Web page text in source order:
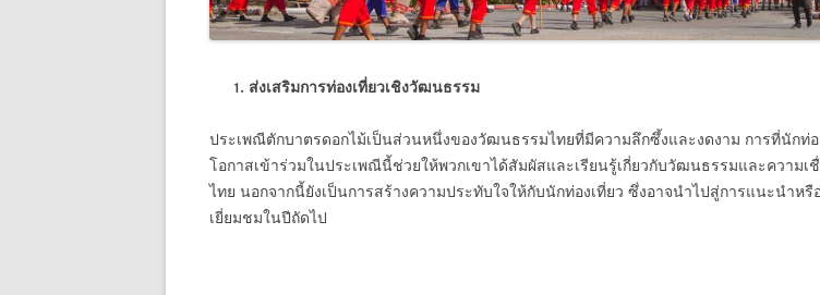
ส่งเสริมการท่องเที่ยวเชิงวัฒนธรรม
ประเพณีตักบาตรดอกไม้เป็นส่วนหนึ่งของวัฒนธรรมไทยที่มีความลึกซึ้งและงดงาม การที่นักท่อ
โอกาสเข้าร่วมในประเพณีนี้ช่วยให้พวกเขาได้สัมผัสและเรียนรู้เกี่ยวกับวัฒนธรรมและความเ
ไทย นอกจากนี้ยังเป็นการสร้างความประทับใจให้กับนักท่องเที่ยว ซึ่งอาจนำไปสู่การแนะนำหรื
เยี่ยมชมในปีถัดไป